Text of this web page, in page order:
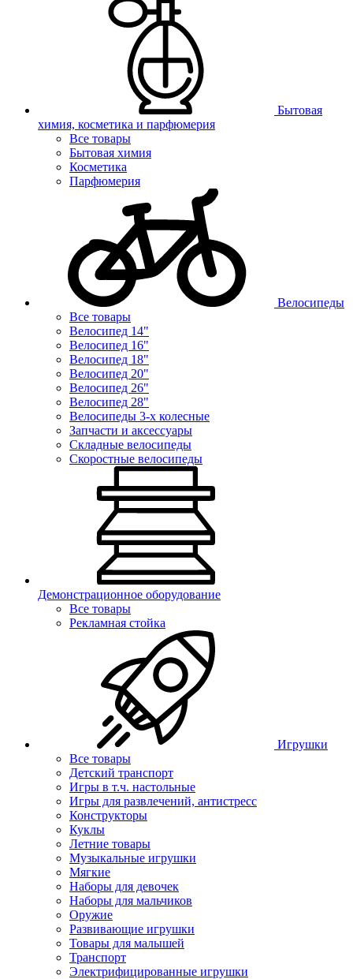
Бытовая
химия, косметика и парфюмерия
Все товары
Бытовая химия
Косметика
Парфюмерия
Велосипеды
Все товары
Велосипед 14"
Велосипед 16"
Велосипед 18"
Велосипед 20"
Велосипед 26"
Велосипед 28"
Велосипеды 3-х колесные
Запчасти и аксессуары
Складные велосипеды
Скоростные велосипеды
Демонстрационное оборудование
Все товары
Рекламная стойка
Игрушки
Все товары
Детский транспорт
Игры в т.ч. настольные
Игры для развлечений, антистресс
Конструкторы
Куклы
Летние товары
Музыкальные игрушки
Мягкие
Наборы для девочек
Наборы для мальчиков
Оружие
Развивающие игрушки
Товары для малышей
Транспорт
Электрифицированные игрушки